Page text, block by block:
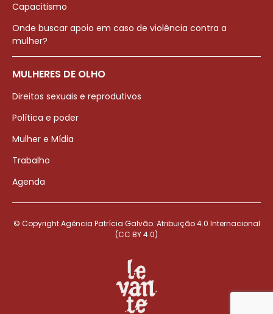
Capacitismo
Onde buscar apoio em caso de violência contra a
mulher?
MULHERES DE OLHO
Direitos sexuais e reprodutivos
Política e poder
Mulher e Mídia
Trabalho
Agenda
© Copyright Agência Patrícia Galvão. Atribuição 4.0 Internacional
(CC BY 4.0)